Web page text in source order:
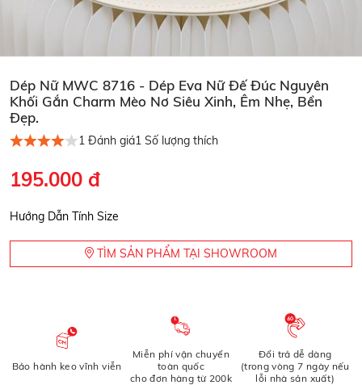
Dép Nữ MWC 8716 - Dép Eva Nữ Đế Đúc Nguyên
Khối Gắn Charm Mèo Nơ Siêu Xinh, Êm Nhẹ, Bền
Đẹp.
1 Đánh giá1 Số lượng thích
195.000 đ
Hướng Dẫn Tính Size
TÌM SẢN PHẨM TẠI SHOWROOM
Bảo hành keo vĩnh viễn
Miễn phí vận chuyển
toàn quốc
cho đơn hàng từ 200k
Đổi trả dễ dàng
(trong vòng 7 ngày nếu
lỗi nhà sản xuất)